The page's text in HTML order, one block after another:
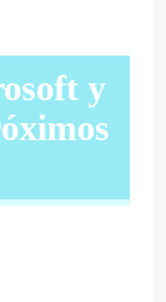
y